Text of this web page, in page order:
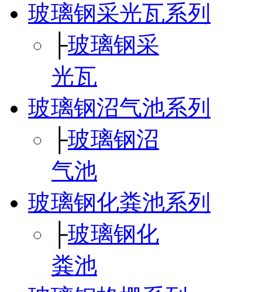
玻璃钢采光瓦系列
├玻璃钢采
光瓦
玻璃钢沼气池系列
├玻璃钢沼
气池
玻璃钢化粪池系列
├玻璃钢化
粪池